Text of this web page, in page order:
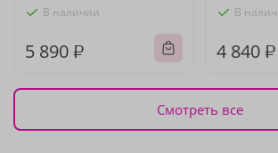
В наличии
5 890 ₽
В
4 840 ₽
Смотреть все